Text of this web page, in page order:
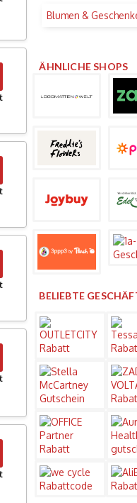
Blumen &
ÄHNLICHE SHOPS
BELIEBTE